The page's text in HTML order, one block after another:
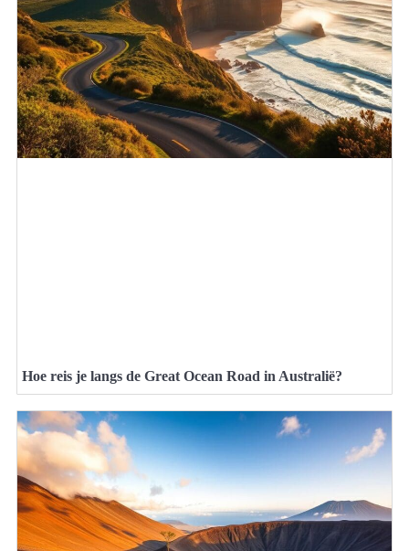
Hoe reis je langs de Great Ocean Road in Australië?